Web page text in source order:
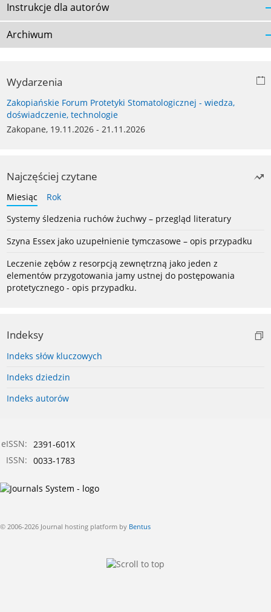
Instrukcje dla autorów
Archiwum
Wydarzenia
Zakopiańskie Forum Protetyki Stomatologicznej - wiedza,
doświadczenie, technologie
Zakopane, 19.11.2026 - 21.11.2026
Najczęściej czytane
Miesiąc
Rok
Systemy śledzenia ruchów żuchwy – przegląd literatury
Szyna Essex jako uzupełnienie tymczasowe – opis przypadku
Leczenie zębów z resorpcją zewnętrzną jako jeden z
elementów przygotowania jamy ustnej do postępowania
protetycznego - opis przypadku.
Indeksy
Indeks słów kluczowych
Indeks dziedzin
Indeks autorów
eISSN: 2391-601X
ISSN: 0033-1783
© 2006-2026 Journal hosting platform by Bentus